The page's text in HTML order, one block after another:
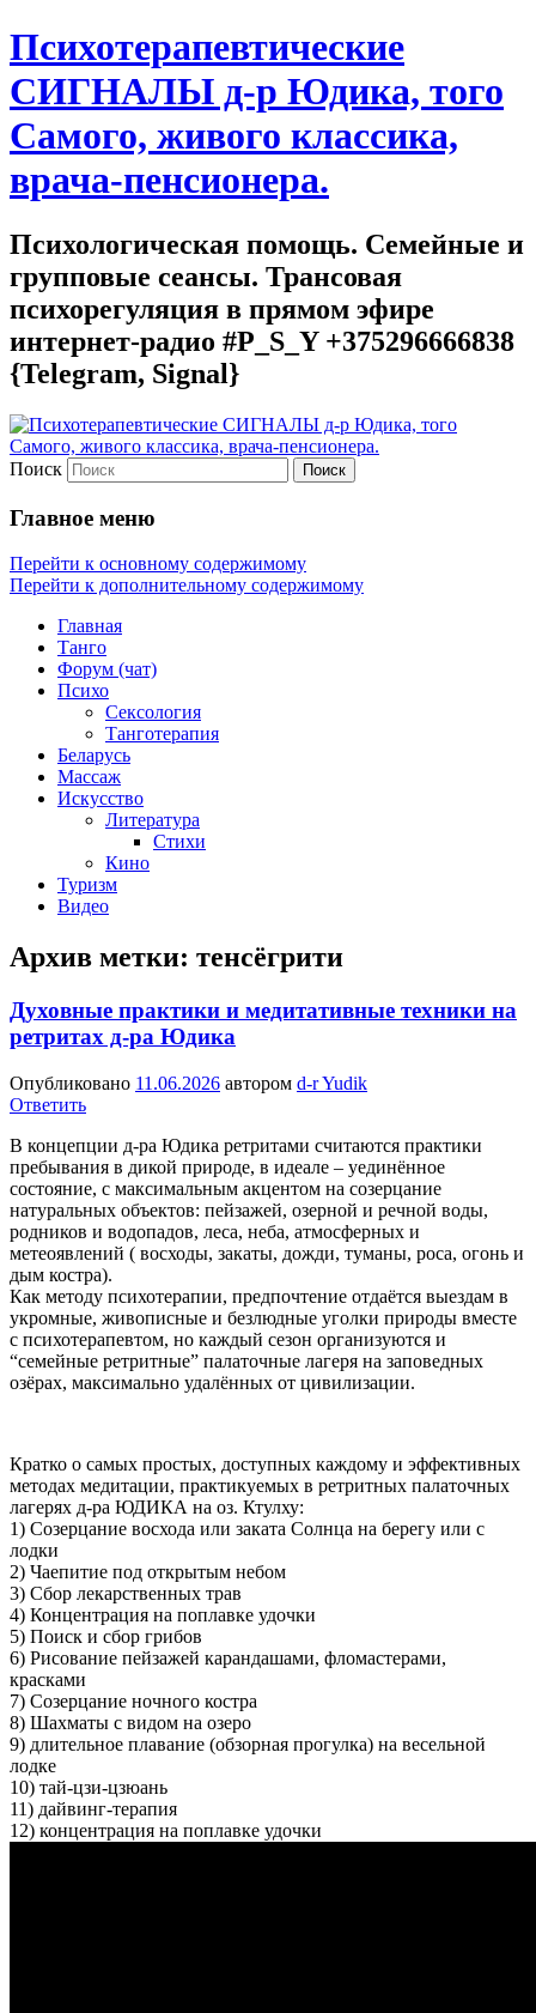
Психотерапевтические
СИГНАЛЫ д-р Юдика, того
Самого, живого классика,
врача-пенсионера.
Психологическая помощь. Семейные и
групповые сеансы. Трансовая
психорегуляция в прямом эфире
интернет-радио #P_S_Y +375296666838
{Telegram, Signal}
Поиск
Главное меню
Перейти к основному содержимому
Перейти к дополнительному содержимому
Главная
Танго
Форум (чат)
Психо
Сексология
Танготерапия
Беларусь
Массаж
Искусство
Литература
Стихи
Кино
Туризм
Видео
Архив метки: тенсёгрити
Духовные практики и медитативные техники на
ретритах д-ра Юдика
Опубликовано 11.06.2026 автором d-r Yudik
Ответить
В концепции д-ра Юдика ретритами считаются практики
пребывания в дикой природе, в идеале – уединённое
состояние, с максимальным акцентом на созерцание
натуральных объектов: пейзажей, озерной и речной воды,
родников и водопадов, леса, неба, атмосферных и
метеоявлений ( восходы, закаты, дожди, туманы, роса, огонь и
дым костра).
Как методу психотерапии, предпочтение отдаётся выездам в
укромные, живописные и безлюдные уголки природы вместе
с психотерапевтом, но каждый сезон организуются и
“семейные ретритные” палаточные лагеря на заповедных
озёрах, максимально удалённых от цивилизации.
Кратко о самых простых, доступных каждому и эффективных
методах медитации, практикуемых в ретритных палаточных
лагерях д-ра ЮДИКА на оз. Ктулху:
1) Созерцание восхода или заката Солнца на берегу или с
лодки
2) Чаепитие под открытым небом
3) Сбор лекарственных трав
4) Концентрация на поплавке удочки
5) Поиск и сбор грибов
6) Рисование пейзажей карандашами, фломастерами,
красками
7) Созерцание ночного костра
8) Шахматы с видом на озеро
9) длительное плавание (обзорная прогулка) на весельной
лодке
10) тай-цзи-цзюань
11) дайвинг-терапия
12) концентрация на поплавке удочки